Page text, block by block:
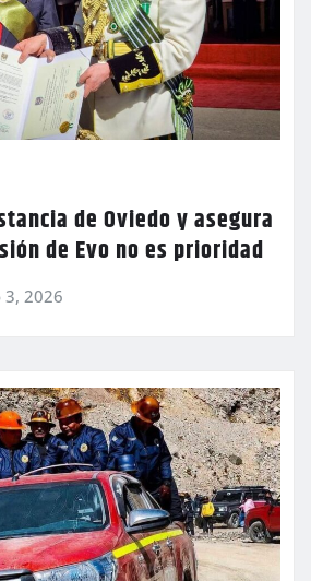
de Oviedo y asegura
de Evo no es prioridad
3, 2026